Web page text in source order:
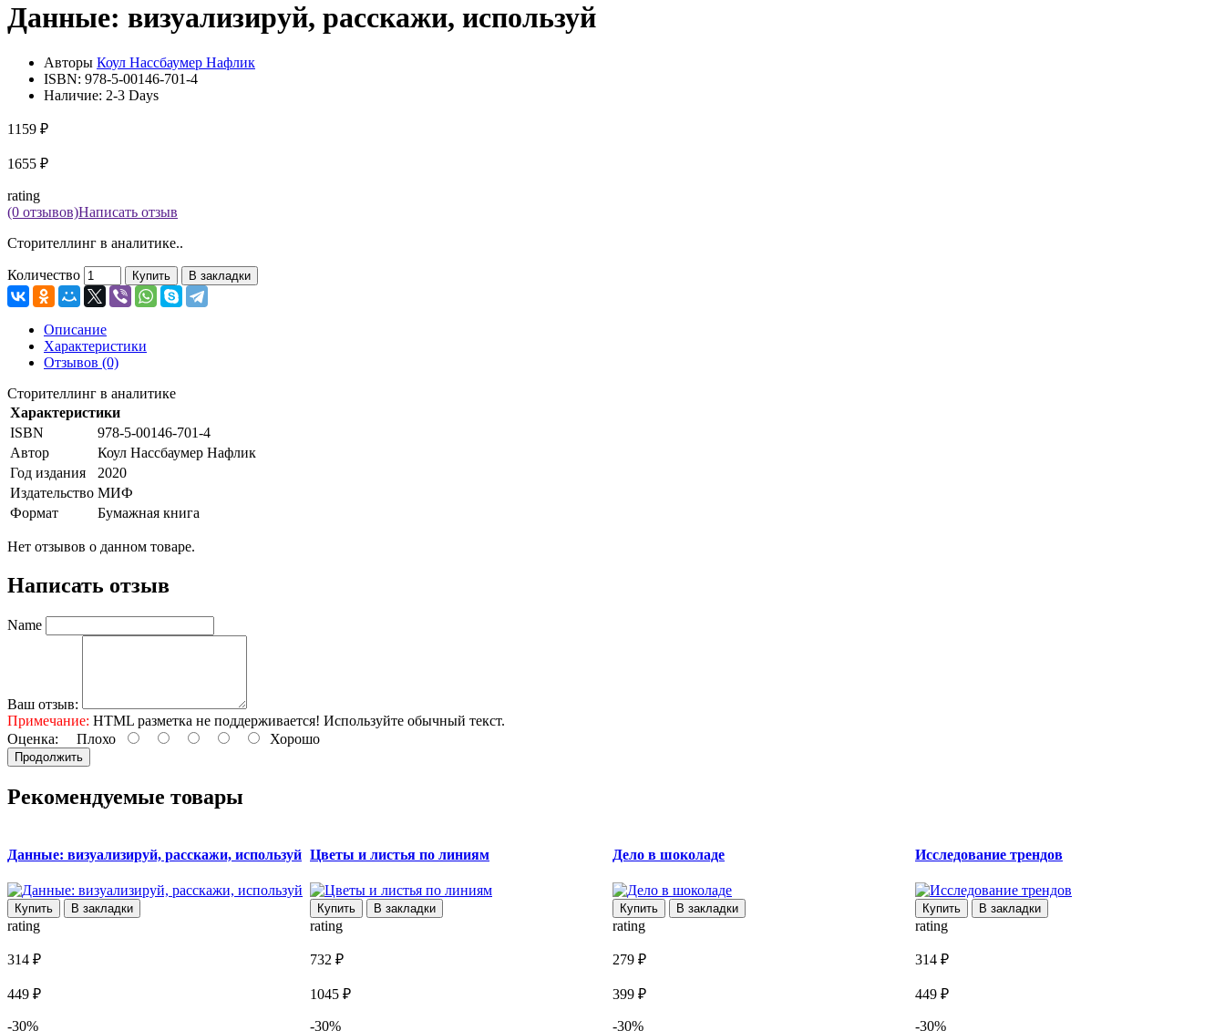
Данные: визуализируй, расскажи, используй
Авторы Коул Нассбаумер Нафлик
ISBN: 978-5-00146-701-4
Наличие: 2-3 Days
1159 ₽
1655 ₽
rating
(0 отзывов)Написать отзыв
Сторителлинг в аналитике..
Количество Купить В закладки
Описание
Характеристики
Отзывов (0)
Сторителлинг в аналитике
Характеристики
ISBN
978-5-00146-701-4
Автор
Коул Нассбаумер Нафлик
Год издания
2020
Издательство МИФ
Формат
Бумажная книга
Нет отзывов о данном товаре.
Написать отзыв
Name
Ваш отзыв:
Примечание: HTML разметка не поддерживается! Используйте обычный текст.
Оценка: Плохо Хорошо
Продолжить
Рекомендуемые товары
Данные: визуализируй, расскажи, используй
Купить В закладки
rating
314 ₽
449 ₽
-30%
Цветы и листья по линиям
Купить В закладки
rating
732 ₽
1045 ₽
-30%
Дело в шоколаде
Купить В закладки
rating
279 ₽
399 ₽
-30%
Исследование трендов
Купить В закладки
rating
314 ₽
449 ₽
-30%